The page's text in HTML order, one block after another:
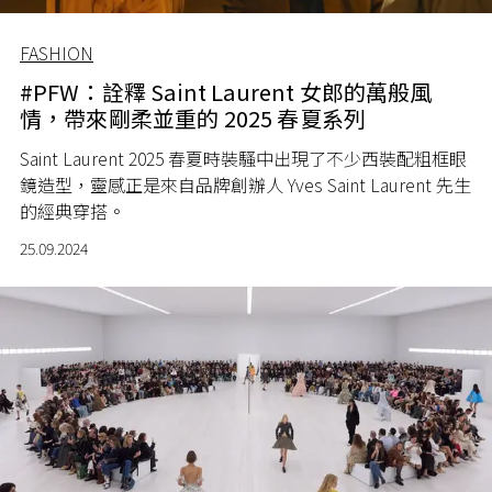
FASHION
#PFW：詮釋 Saint Laurent 女郎的萬般風
情，帶來剛柔並重的 2025 春夏系列
Saint Laurent 2025 春夏時裝騷中出現了不少西裝配粗框眼
鏡造型，靈感正是來自品牌創辦人 Yves Saint Laurent 先生
的經典穿搭。
25.09.2024